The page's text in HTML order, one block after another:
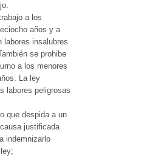
a los
años y a
labores insalubres
se prohibe
a los menores
La ley
labores peligrosas
que despida a un
justificada
indemnizarlo